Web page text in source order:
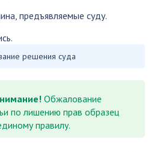
предъявляемые суду.
решения суда
Обжалование
по лишению прав образец
правилу.